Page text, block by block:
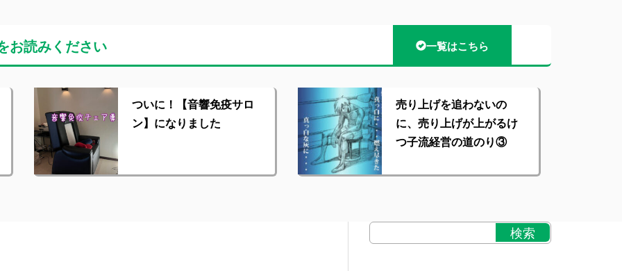
お読みください 一覧はこちら
ついに！【音響免疫サロ
ン】になりました
売り上げを追わないの
に、売り上げが上がるけ
つ子流経営の道のり③